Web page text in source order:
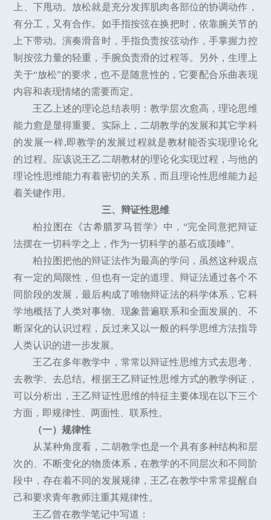
上、下甩动。放松就是充分发挥肌肉各部位的协调动作，
有分工，又有合作。如手指按弦在换把时，依靠腕关节的
上下带动。演奏滑音时，手指负责按弦动作，手掌握力控
制按弦力量的轻重，手腕负责滑的过程等。另外，生理上
关于“放松”的要求，也不是随意性的，它要配合乐曲表现
内容和表现情绪的需要而定。
王乙上述的理论总结表明：教学层次愈高，理论思维
能力愈是显得重要。实际上，二胡教学的发展和其它学科
的发展一样,即教学的发展过程就是教材能否实现理论化
的过程。应该说王乙二胡教材的理论化实现过程，与他的
理论性思维能力有着密切的关系，而且理论性思维能力起
着关键作用。
三、辩证性思维
柏拉图在《古希腊罗马哲学》中，“完全同意把辩证
法摆在一切科学之上，作为一切科学的基石或顶峰”。
柏拉图把他的辩证法作为最高的学问，虽然这种观点
有一定的局限性，但也有一定的道理。辩证法通过各个不
同阶段的发展，最后构成了唯物辩证法的科学体系，它科
学地概括了人类对事物、现象普遍联系和全面发展的、不
断深化的认识过程，反过来又以一般的科学思维方法指导
人类认识的进一步发展。
王乙在多年教学中，常常以辩证性思维方式去思考、
去教学、去总结。根据王乙辩证性思维方式的教学例证，
可以分析出，王乙辩证性思维的特征主要体现在以下三个
方面，即规律性、两面性、联系性。
（一）规律性
从某种角度看，二胡教学也是一个具有多种结构和层
次的、不断变化的物质体系，在教学的不同层次和不同阶
段中，存在着不同的发展规律，王乙在教学中常常提醒自
己和要求青年教师注重其规律性。
王乙曾在教学笔记中写道：